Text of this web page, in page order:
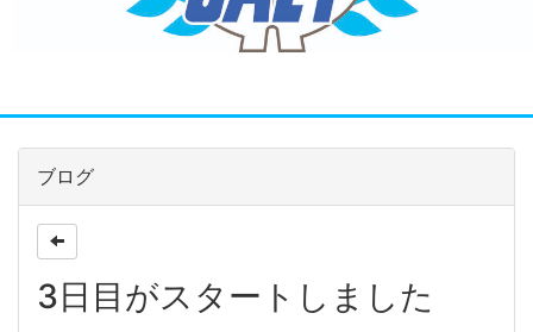
ブログ
3日目がスタートしました